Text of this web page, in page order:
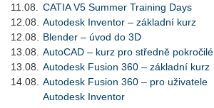
11.08.
CATIA V5 Summer Training Days
12.08.
Autodesk Inventor – základní kurz
12.08.
Blender – úvod do 3D
13.08.
AutoCAD – kurz pro středně pokročilé
13.08.
Autodesk Fusion 360 – základní kurz
14.08.
Autodesk Fusion 360 – pro uživatele
Autodesk Inventor